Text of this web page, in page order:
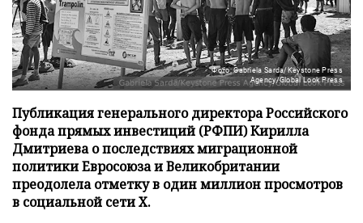
Фото: Gabriela Sarda/Keystone Press
Agency/Global Look Press
Публикация генерального директора Российского
фонда прямых инвестиций (РФПИ) Кирилла
Дмитриева о последствиях миграционной
политики Евросоюза и Великобритании
преодолела отметку в один миллион просмотров
в социальной сети X.